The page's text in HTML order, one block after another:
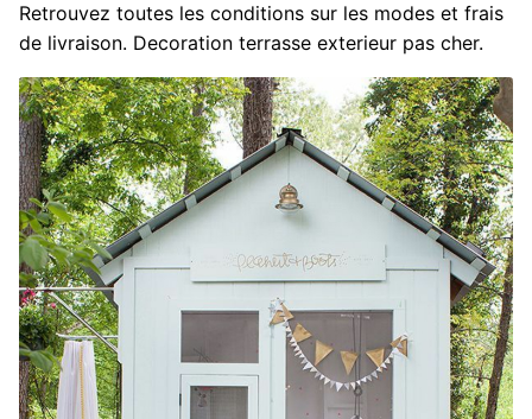
Retrouvez toutes les conditions sur les modes et frais
de livraison. Decoration terrasse exterieur pas cher.